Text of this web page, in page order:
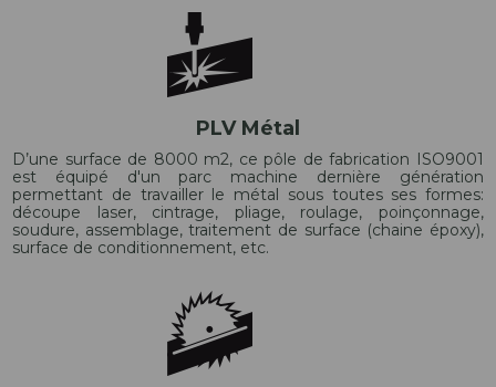
PLV Métal
D’une surface de 8000 m2, ce pôle de fabrication ISO9001
est équipé d'un parc machine dernière génération
permettant de travailler le métal sous toutes ses formes:
découpe laser, cintrage, pliage, roulage, poinçonnage,
soudure, assemblage, traitement de surface (chaine époxy),
surface de conditionnement, etc.